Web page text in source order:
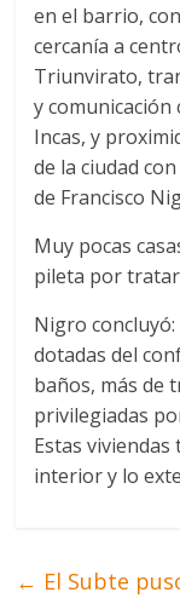
en el barrio,
cercanía a
Triunvirato,
y
Incas, y
de la ciudad
de Francisco
Muy pocas
pileta por
Nigro concluyó:
dotadas del
baños, más de
privilegiadas
Estas
interior y lo
← El Subte